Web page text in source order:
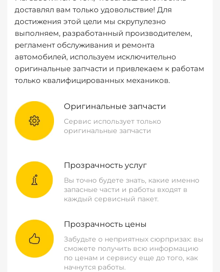
доставлял вам только удовольствие! Для
достижения этой цели мы скрупулезно
выполняем, разработанный производителем,
регламент обслуживания и ремонта
автомобилей, используем исключительно
оригинальные запчасти и привлекаем к работам
только квалифицированных механиков.
Оригинальные запчасти
Сервис использует только
оригинальные запчасти
Прозрачность услуг
Вы точно будете знать, какие именно
запасные части и работы входят в
каждый сервисный пакет.
Прозрачность цены
Забудьте о неприятных сюрпризах: вы
сможете получить всю информацию
по ценам и сервису еще до того, как
начнутся работы.